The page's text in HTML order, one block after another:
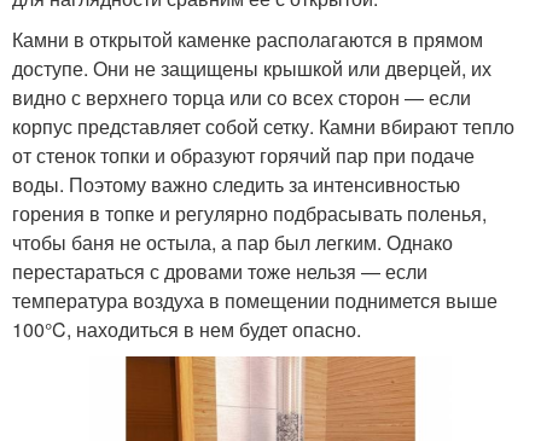
Камни в открытой каменке располагаются в прямом
доступе. Они не защищены крышкой или дверцей, их
видно с верхнего торца или со всех сторон — если
корпус представляет собой сетку. Камни вбирают тепло
от стенок топки и образуют горячий пар при подаче
воды. Поэтому важно следить за интенсивностью
горения в топке и регулярно подбрасывать поленья,
чтобы баня не остыла, а пар был легким. Однако
перестараться с дровами тоже нельзя — если
температура воздуха в помещении поднимется выше
100°C, находиться в нем будет опасно.